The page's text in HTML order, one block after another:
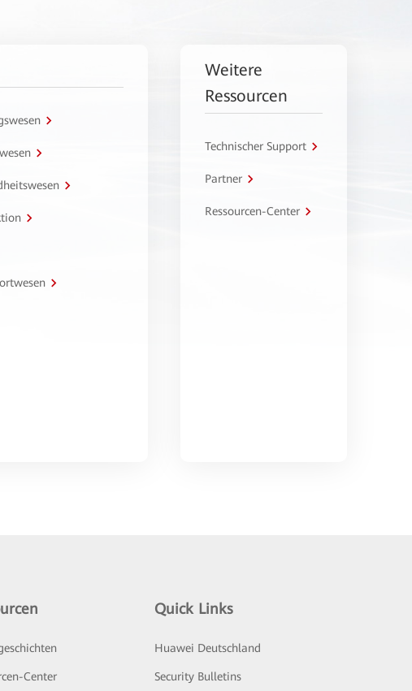
Weitere
Ressourcen
Technischer Support
Partner
Ressourcen-Center
Center
Quick Links
Huawei Deutschland
Security Bulletins